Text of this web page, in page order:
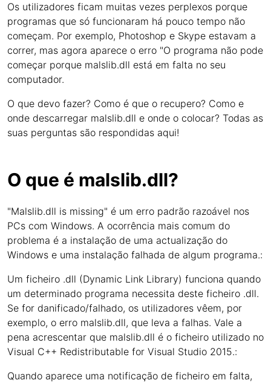
Os utilizadores ficam muitas vezes perplexos porque
programas que só funcionaram há pouco tempo não
começam. Por exemplo, Photoshop e Skype estavam a
correr, mas agora aparece o erro "O programa não pode
começar porque malslib.dll está em falta no seu
computador.
O que devo fazer? Como é que o recupero? Como e
onde descarregar malslib.dll e onde o colocar? Todas as
suas perguntas são respondidas aqui!
O que é malslib.dll?
"Malslib.dll is missing" é um erro padrão razoável nos
PCs com Windows. A ocorrência mais comum do
problema é a instalação de uma actualização do
Windows e uma instalação falhada de algum programa.:
Um ficheiro .dll (Dynamic Link Library) funciona quando
um determinado programa necessita deste ficheiro .dll.
Se for danificado/falhado, os utilizadores vêem, por
exemplo, o erro malslib.dll, que leva a falhas. Vale a
pena acrescentar que malslib.dll é o ficheiro utilizado no
Visual C++ Redistributable for Visual Studio 2015.:
Quando aparece uma notificação de ficheiro em falta,